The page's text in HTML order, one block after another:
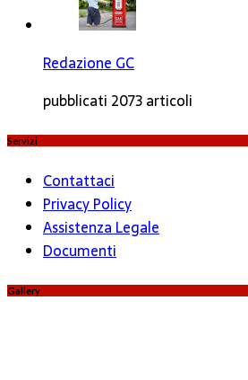
Redazione GC
pubblicati 2073 articoli
Servizi
Contattaci
Privacy Policy
Assistenza Legale
Documenti
Gallery